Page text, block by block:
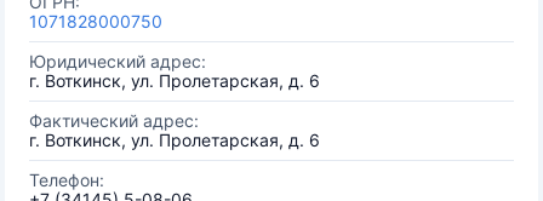
1071828000750
Юридический адрес:
г. Воткинск, ул. Пролетарская, д. 6
Фактический адрес:
г. Воткинск, ул. Пролетарская, д. 6
Телефон: